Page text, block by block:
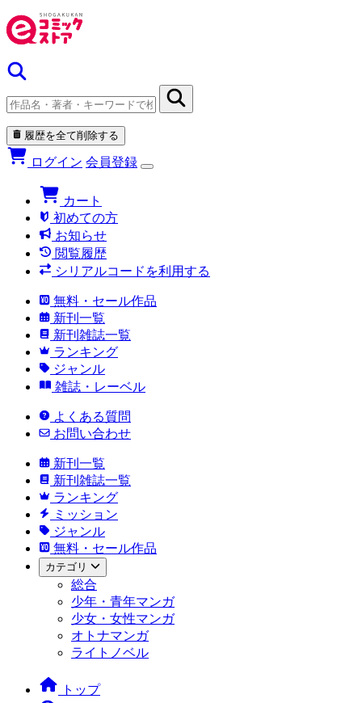
履歴を全て削除する
ログイン 会員登録
カート
初めての方
お知らせ
閲覧履歴
シリアルコードを利用する
無料・セール作品
新刊一覧
新刊雑誌一覧
ランキング
ジャンル
雑誌・レーベル
よくある質問
お問い合わせ
新刊一覧
新刊雑誌一覧
ランキング
ミッション
ジャンル
無料・セール作品
カテゴリ
総合
少年・青年マンガ
少女・女性マンガ
オトナマンガ
ライトノベル
トップ